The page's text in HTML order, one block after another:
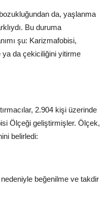
da, yaşlanma
Bu duruma
şu: Karizmafobisi,
da çekiciliğini yitirme
2.904 kişi üzerinde
Ölçeği geliştirmişler. Ölçek,
belirledi:
beğenilme ve takdir